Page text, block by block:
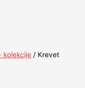
kolekcije / Krevet